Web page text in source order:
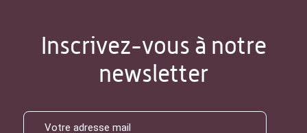
Inscrivez-vous à notre
newsletter